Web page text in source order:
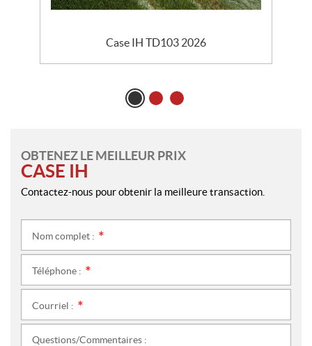
Case IH TD103 2026
OBTENEZ LE MEILLEUR PRIX
CASE IH
Contactez-nous pour obtenir la meilleure transaction.
Nom complet :
Téléphone :
Courriel :
Questions/Commentaires :